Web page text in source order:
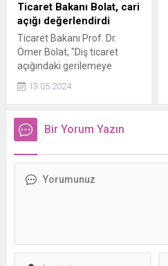
Ticaret Bakanı Bolat, cari
açığı değerlendirdi
Ticaret Bakanı Prof. Dr.
Ömer Bolat, "Dış ticaret
açığındaki gerilemeye
da eşlik etmektedir." dedi.
13.05.2024
Bir Yorum Yazın